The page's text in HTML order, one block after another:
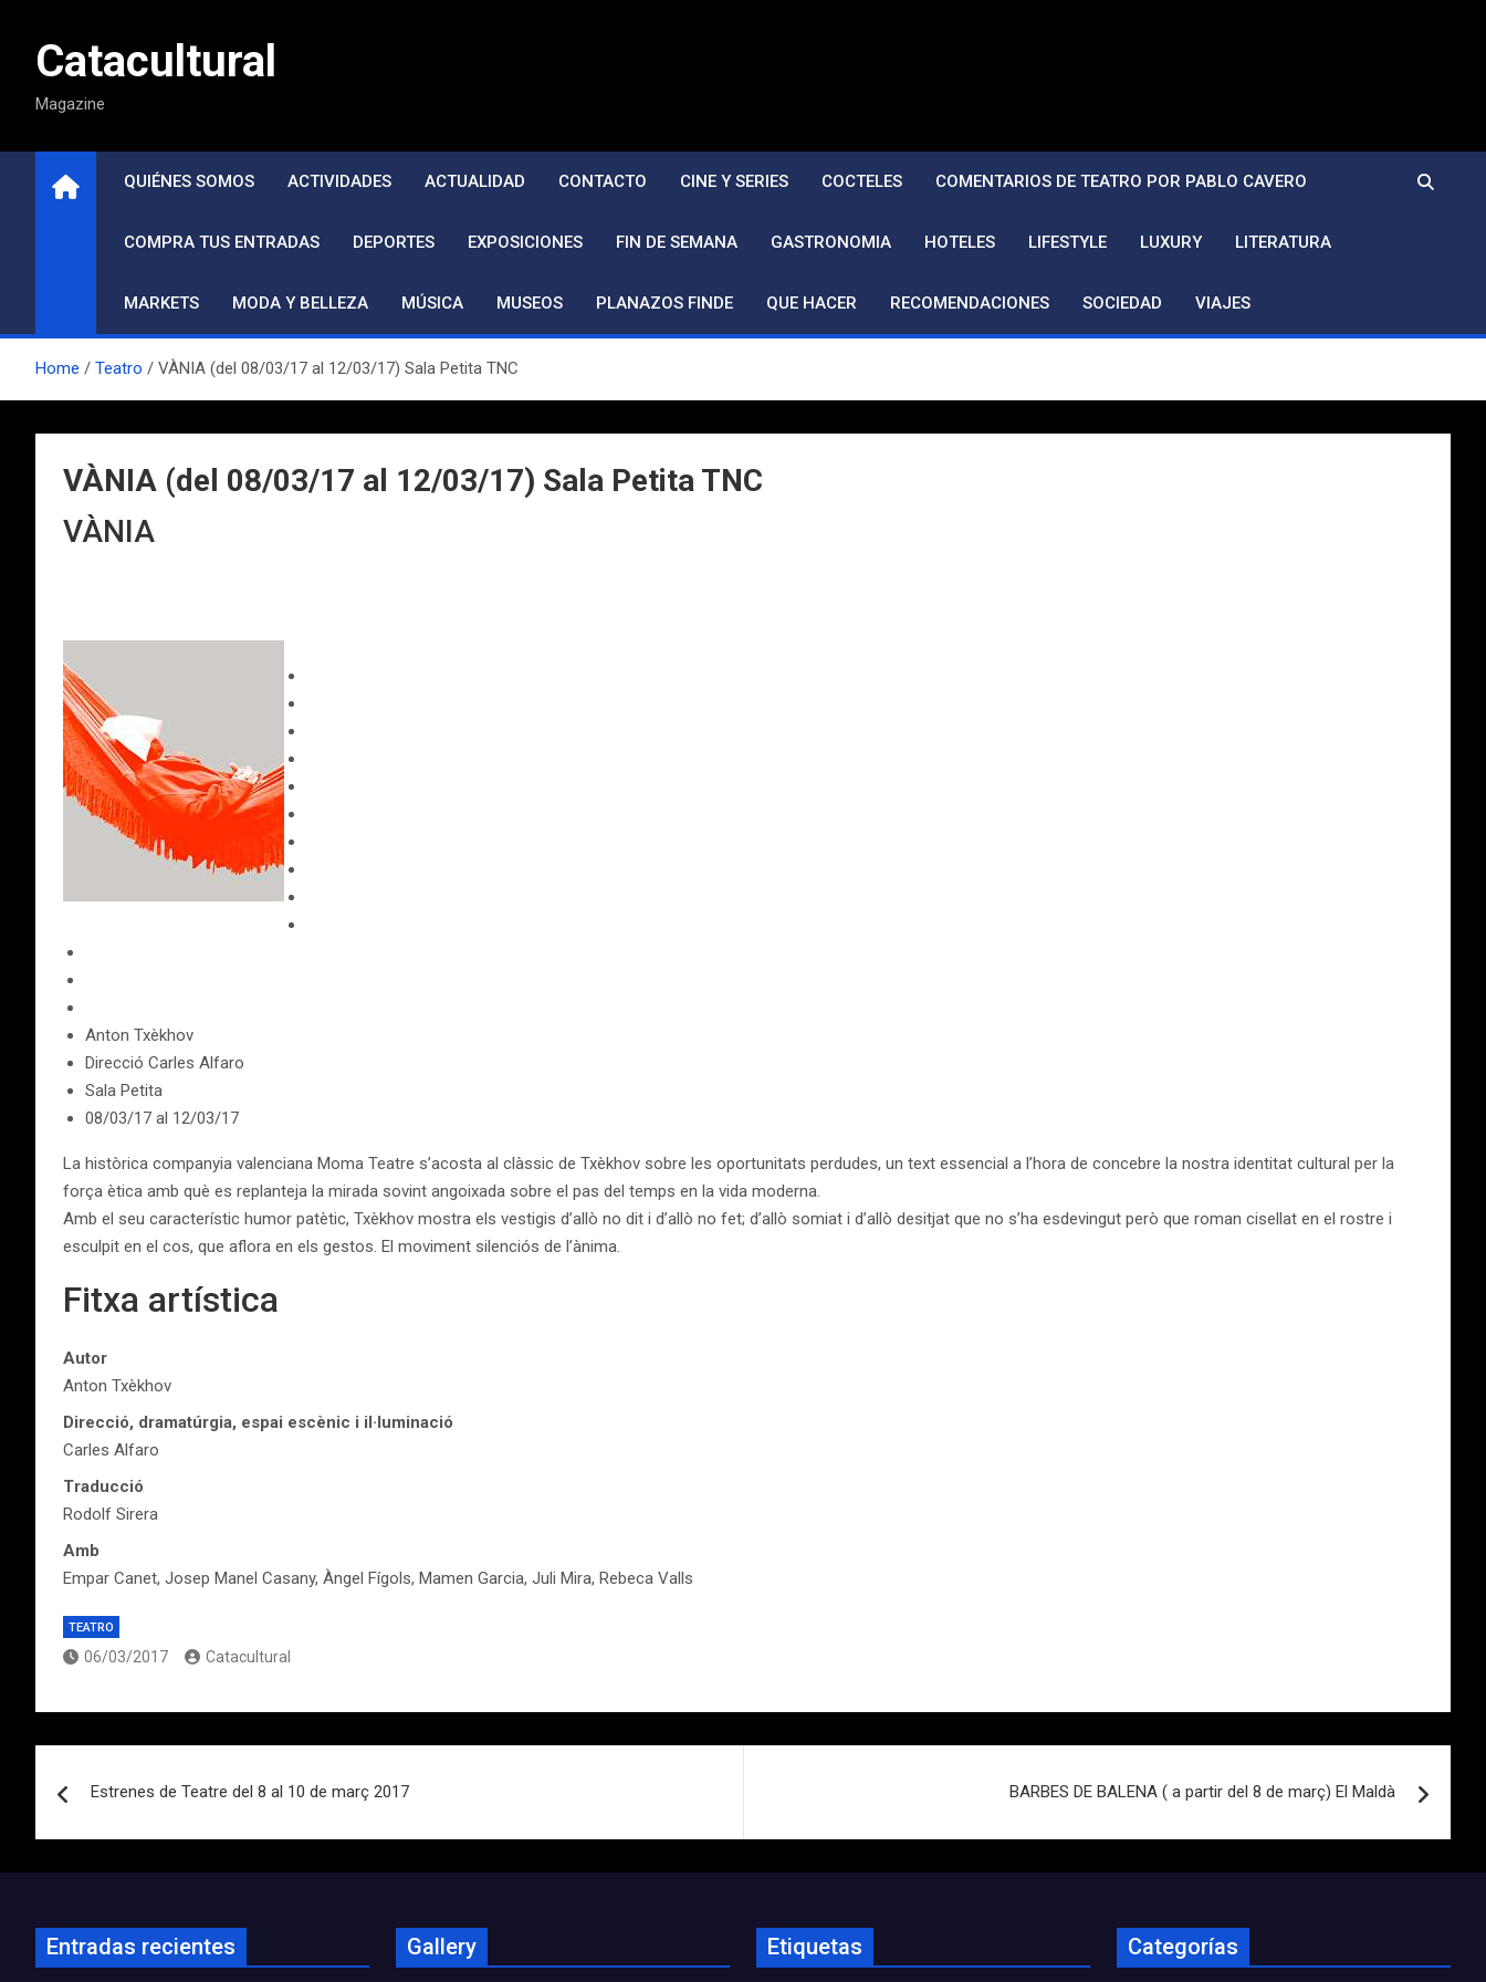
contenidoCatacultural
Magazine
QUIÉNES SOMOS ACTIVIDADES ACTUALIDAD CONTACTO CINE Y SERIES COCTELES COMENTARIOS DE TEATRO POR PABLO CAVERO
COMPRA TUS ENTRADAS DEPORTES EXPOSICIONES FIN DE SEMANA GASTRONOMIA HOTELES LIFESTYLE LUXURY LITERATURA
MARKETS MODA Y BELLEZA MÚSICA MUSEOS PLANAZOS FINDE QUE HACER RECOMENDACIONES SOCIEDAD VIAJES
Home Teatro VÀNIA (del 08/03/17 al 12/03/17) Sala Petita TNC
VÀNIA (del 08/03/17 al 12/03/17) Sala Petita TNC
VÀNIA
Anton Txèkhov
Direcció Carles Alfaro
Sala Petita
08/03/17 al 12/03/17
La històrica companyia valenciana Moma Teatre s’acosta al clàssic de Txèkhov sobre les oportunitats perdudes, un text essencial a l’hora de concebre la nostra identitat cultural per la
força ètica amb què es replanteja la mirada sovint angoixada sobre el pas del temps en la vida moderna.
Amb el seu característic humor patètic, Txèkhov mostra els vestigis d’allò no dit i d’allò no fet; d’allò somiat i d’allò desitjat que no s’ha esdevingut però que roman cisellat en el rostre i
esculpit en el cos, que aflora en els gestos. El moviment silenciós de l’ànima.
Fitxa artística
Autor
Anton Txèkhov
Direcció, dramatúrgia, espai escènic i il·luminació
Carles Alfaro
Traducció
Rodolf Sirera
Amb
Empar Canet, Josep Manel Casany, Àngel Fígols, Mamen Garcia, Juli Mira, Rebeca Valls
TEATRO
06/03/2017 Catacultural
de
Estrenes de Teatre del 8 al 10 de març 2017 BARBES DE BALENA ( a partir del 8 de març) El Maldà
Entradas recientes Gallery Etiquetas Categorías